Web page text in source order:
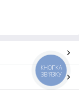
КНОПКА
ЗВ'ЯЗКУ